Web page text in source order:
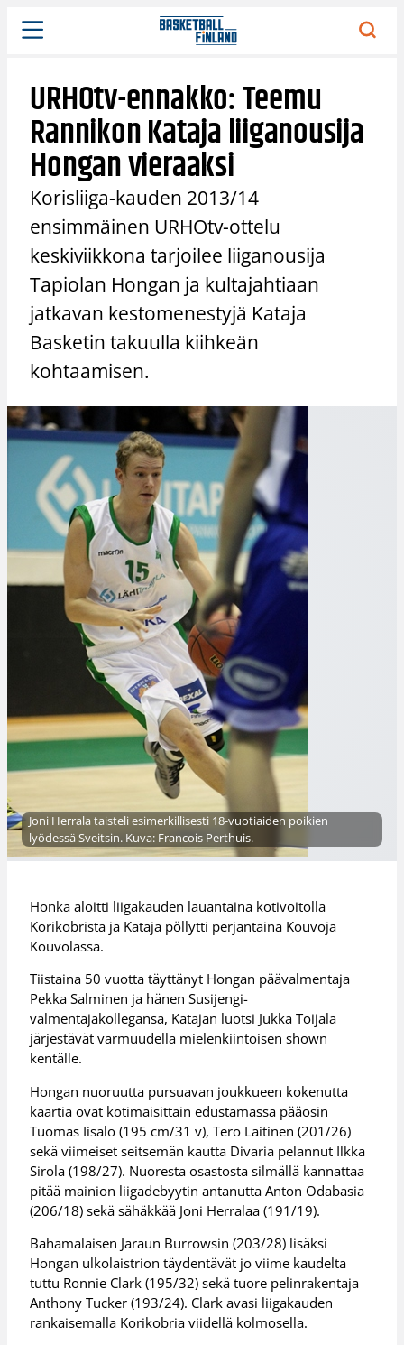
Siirry
sisältöön
URHOtv-ennakko: Teemu
Rannikon Kataja liiganousija
Hongan vieraaksi
Korisliiga-kauden 2013/14
ensimmäinen URHOtv-ottelu
keskiviikkona tarjoilee liiganousija
Tapiolan Hongan ja kultajahtiaan
jatkavan kestomenestyjä Kataja
Basketin takuulla kiihkeän
kohtaamisen.
Joni Herrala taisteli esimerkillisesti 18-vuotiaiden poikien
lyödessä Sveitsin. Kuva: Francois Perthuis.
Honka aloitti liigakauden lauantaina kotivoitolla
Korikobrista ja Kataja pöllytti perjantaina Kouvoja
Kouvolassa.
Tiistaina 50 vuotta täyttänyt Hongan päävalmentaja
Pekka Salminen ja hänen Susijengi-
valmentajakollegansa, Katajan luotsi Jukka Toijala
järjestävät varmuudella mielenkiintoisen shown
kentälle.
Hongan nuoruutta pursuavan joukkueen kokenutta
kaartia ovat kotimaisittain edustamassa pääosin
Tuomas Iisalo (195 cm/31 v), Tero Laitinen (201/26)
sekä viimeiset seitsemän kautta Divaria pelannut Ilkka
Sirola (198/27). Nuoresta osastosta silmällä kannattaa
pitää mainion liigadebyytin antanutta Anton Odabasia
(206/18) sekä sähäkkää Joni Herralaa (191/19).
Bahamalaisen Jaraun Burrowsin (203/28) lisäksi
Hongan ulkolaistrion täydentävät jo viime kaudelta
tuttu Ronnie Clark (195/32) sekä tuore pelinrakentaja
Anthony Tucker (193/24). Clark avasi liigakauden
rankaisemalla Korikobria viidellä kolmosella.